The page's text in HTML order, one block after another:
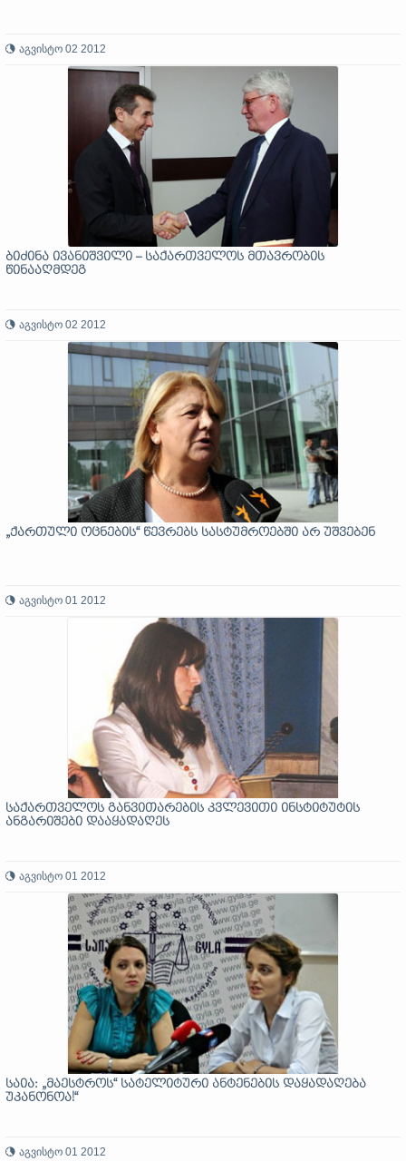
აგვისტო 02 2012
ბიძინა ივანიშვილი – საქართველოს მთავრობის
წინააღმდეგ
აგვისტო 02 2012
„ქართული ოცნების“ წევრებს სასტუმროებში არ უშვებენ
აგვისტო 01 2012
საქართველოს განვითარების კვლევითი ინსტიტუტის
ანგარიშები დააყადაღეს
აგვისტო 01 2012
საია: „მაესტროს“ სატელიტური ანტენების დაყადაღება
უკანონოა!“
აგვისტო 01 2012